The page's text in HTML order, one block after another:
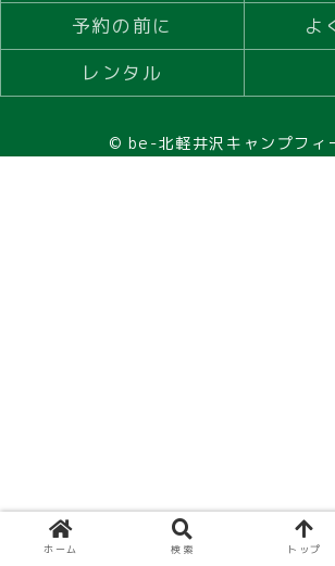
予約の前に
よ
レンタル
© be-北軽井沢キャンプフィ
ホーム 検索 トップ